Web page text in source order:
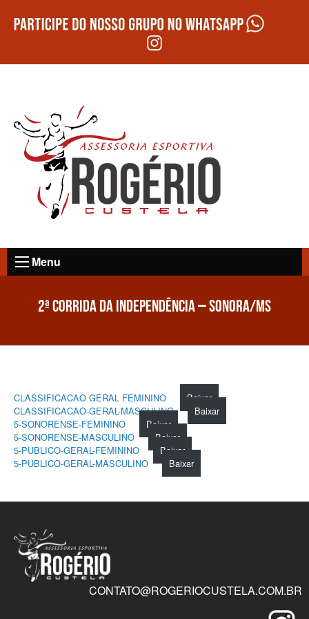
Menu
2ª CORRIDA DA INDEPENDÊNCIA – SONORA/MS
CLASSIFICACAO GERAL FEMININO
Baixar
CLASSIFICACAO-GERAL-MASCULINO
Baixar
5-SONORENSE-FEMININO
Baixar
5-SONORENSE-MASCULINO
Baixar
5-PUBLICO-GERAL-FEMININO
Baixar
5-PUBLICO-GERAL-MASCULINO
Baixar
CONTATO@ROGERIOCUSTELA.COM.BR